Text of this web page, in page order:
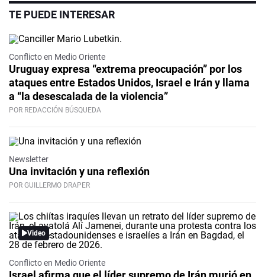
TE PUEDE INTERESAR
Conflicto en Medio Oriente
Uruguay expresa “extrema preocupación” por los
ataques entre Estados Unidos, Israel e Irán y llama
a “la desescalada de la violencia”
POR REDACCIÓN BÚSQUEDA
Newsletter
Una invitación y una reflexión
POR GUILLERMO DRAPER
Video
Conflicto en Medio Oriente